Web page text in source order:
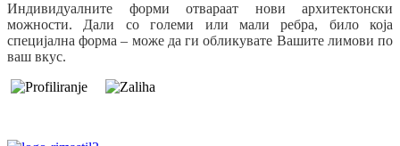
Индивидуалните форми отвараат нови архитектонски
можности. Дали со големи или мали ребра, било која
специјална форма – може да ги обликувате Вашите лимови по
ваш вкус.